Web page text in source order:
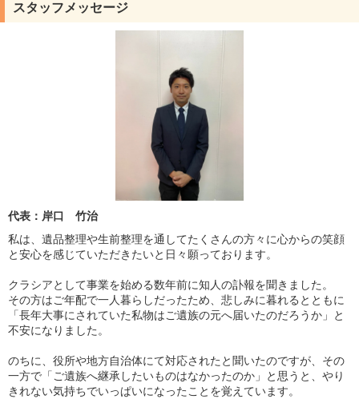
スタッフメッセージ
代表：岸口 竹治
私は、遺品整理や生前整理を通してたくさんの方々に心からの笑顔
と安心を感じていただきたいと日々願っております。
クラシアとして事業を始める数年前に知人の訃報を聞きました。
その方はご年配で一人暮らしだったため、悲しみに暮れるとともに
「長年大事にされていた私物はご遺族の元へ届いたのだろうか」と
不安になりました。
のちに、役所や地方自治体にて対応されたと聞いたのですが、その
一方で「ご遺族へ継承したいものはなかったのか」と思うと、やり
きれない気持ちでいっぱいになったことを覚えています。